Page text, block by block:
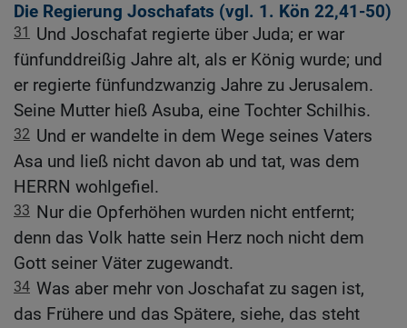
Die Regierung Joschafats (vgl. 1. Kön 22,41-50)
31
Und Joschafat regierte über Juda; er war
fünfunddreißig Jahre alt, als er König wurde; und
er regierte fünfundzwanzig Jahre zu Jerusalem.
Seine Mutter hieß Asuba, eine Tochter Schilhis.
32 Und er wandelte in dem Wege seines Vaters
Asa und ließ nicht davon ab und tat, was dem
HERRN wohlgefiel.
33 Nur die Opferhöhen wurden nicht entfernt;
denn das Volk hatte sein Herz noch nicht dem
Gott seiner Väter zugewandt.
34 Was aber mehr von Joschafat zu sagen ist,
das Frühere und das Spätere, siehe, das steht